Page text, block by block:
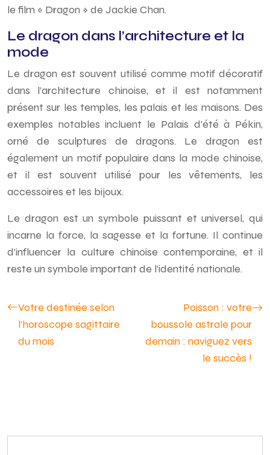
le film « Dragon » de Jackie Chan.
Le dragon dans l’architecture et la
mode
Le dragon est souvent utilisé comme motif décoratif
dans l’architecture chinoise, et il est notamment
présent sur les temples, les palais et les maisons. Des
exemples notables incluent le Palais d’été à Pékin,
orné de sculptures de dragons. Le dragon est
également un motif populaire dans la mode chinoise,
et il est souvent utilisé pour les vêtements, les
accessoires et les bijoux.
Le dragon est un symbole puissant et universel, qui
incarne la force, la sagesse et la fortune. Il continue
d’influencer la culture chinoise contemporaine, et il
reste un symbole important de l’identité nationale.
Votre destinée selon
l’horoscope sagittaire
du mois
Poisson : votre
boussole astrale pour
demain : naviguez vers
le succès !